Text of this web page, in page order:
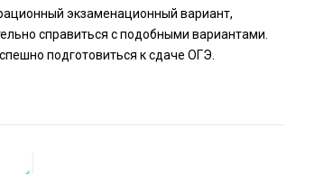
экзаменационный вариант,
справиться с подобными вариантами.
подготовиться к сдаче ОГЭ.